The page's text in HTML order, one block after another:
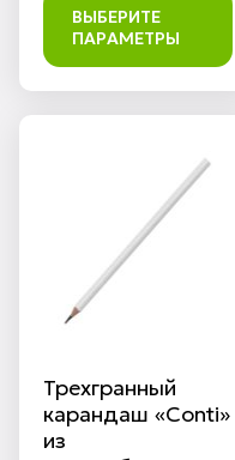
ВЫБЕРИТЕ
ПАРАМЕТРЫ
Трехгранный
карандаш «Conti»
из